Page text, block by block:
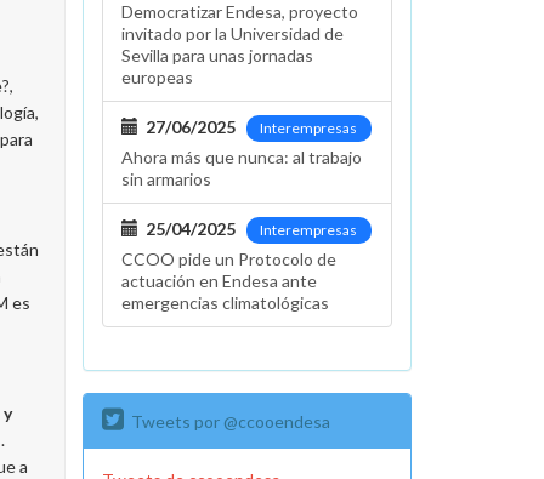
es
a
Democratizar Endesa, proyecto
invitado por la Universidad de
Sevilla para unas jornadas
europeas
Interempresas
27/06/2025
Ahora más que nunca: al trabajo
sin armarios
Interempresas
25/04/2025
CCOO pide un Protocolo de
actuación en Endesa ante
emergencias climatológicas
Tweets por @ccooendesa